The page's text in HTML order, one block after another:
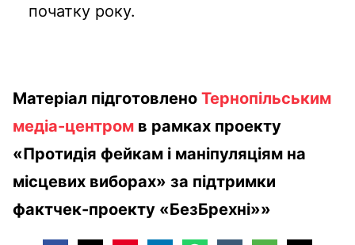
початку року.
Матеріал підготовлено Тернопільським
медіа-центром в рамках проекту
«Протидія фейкам і маніпуляціям на
місцевих виборах» за підтримки
фактчек-проекту «БезБрехні»»